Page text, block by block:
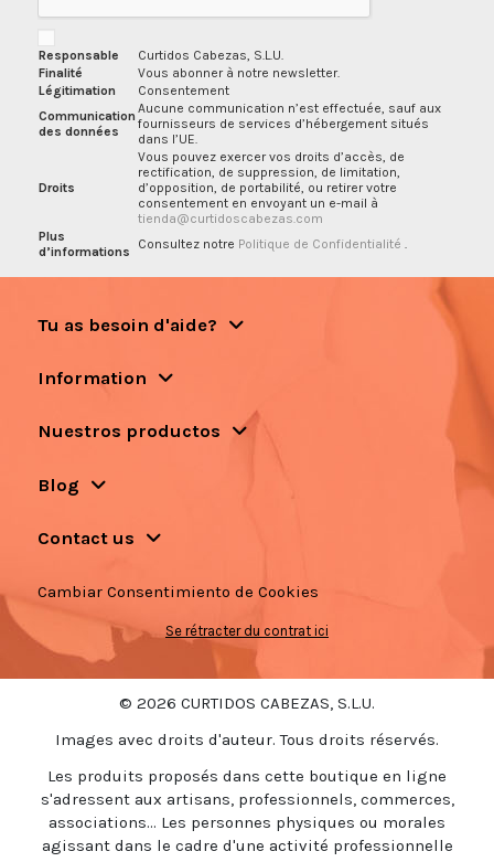
Responsable
Curtidos Cabezas, S.L.U.
Finalité
Vous abonner à notre newsletter.
Légitimation
Consentement
Communication
des données
Aucune communication n’est effectuée, sauf aux
fournisseurs de services d’hébergement situés
dans l’UE.
Droits
Vous pouvez exercer vos droits d’accès, de
rectification, de suppression, de limitation,
d’opposition, de portabilité, ou retirer votre
consentement en envoyant un e-mail à
tienda@curtidoscabezas.com
Plus
d’informations
Consultez notre Politique de Confidentialité .
Tu as besoin d'aide?
Information
Nuestros productos
Blog
Contact us
Cambiar Consentimiento de Cookies
Se rétracter du contrat ici
© 2026 CURTIDOS CABEZAS, S.L.U.
Images avec droits d'auteur. Tous droits réservés.
Les produits proposés dans cette boutique en ligne
s'adressent aux artisans, professionnels, commerces,
associations... Les personnes physiques ou morales
agissant dans le cadre d'une activité professionnelle